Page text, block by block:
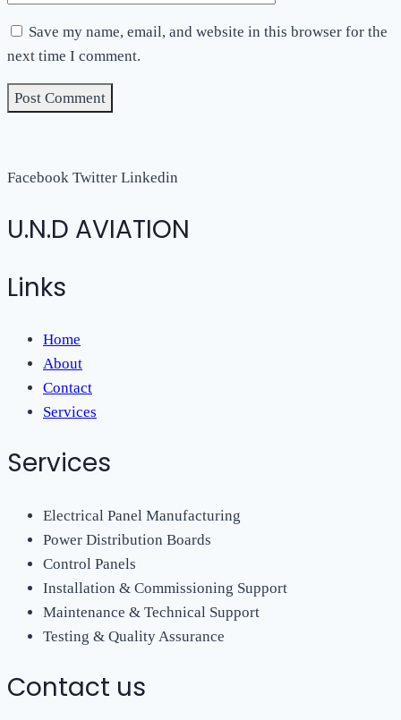
Save my name, email, and website in this browser for the
next time I comment.
Facebook Twitter Linkedin
U.N.D AVIATION
Links
Home
About
Contact
Services
Services
Electrical Panel Manufacturing
Power Distribution Boards
Control Panels
Installation & Commissioning Support
Maintenance & Technical Support
Testing & Quality Assurance
Contact us